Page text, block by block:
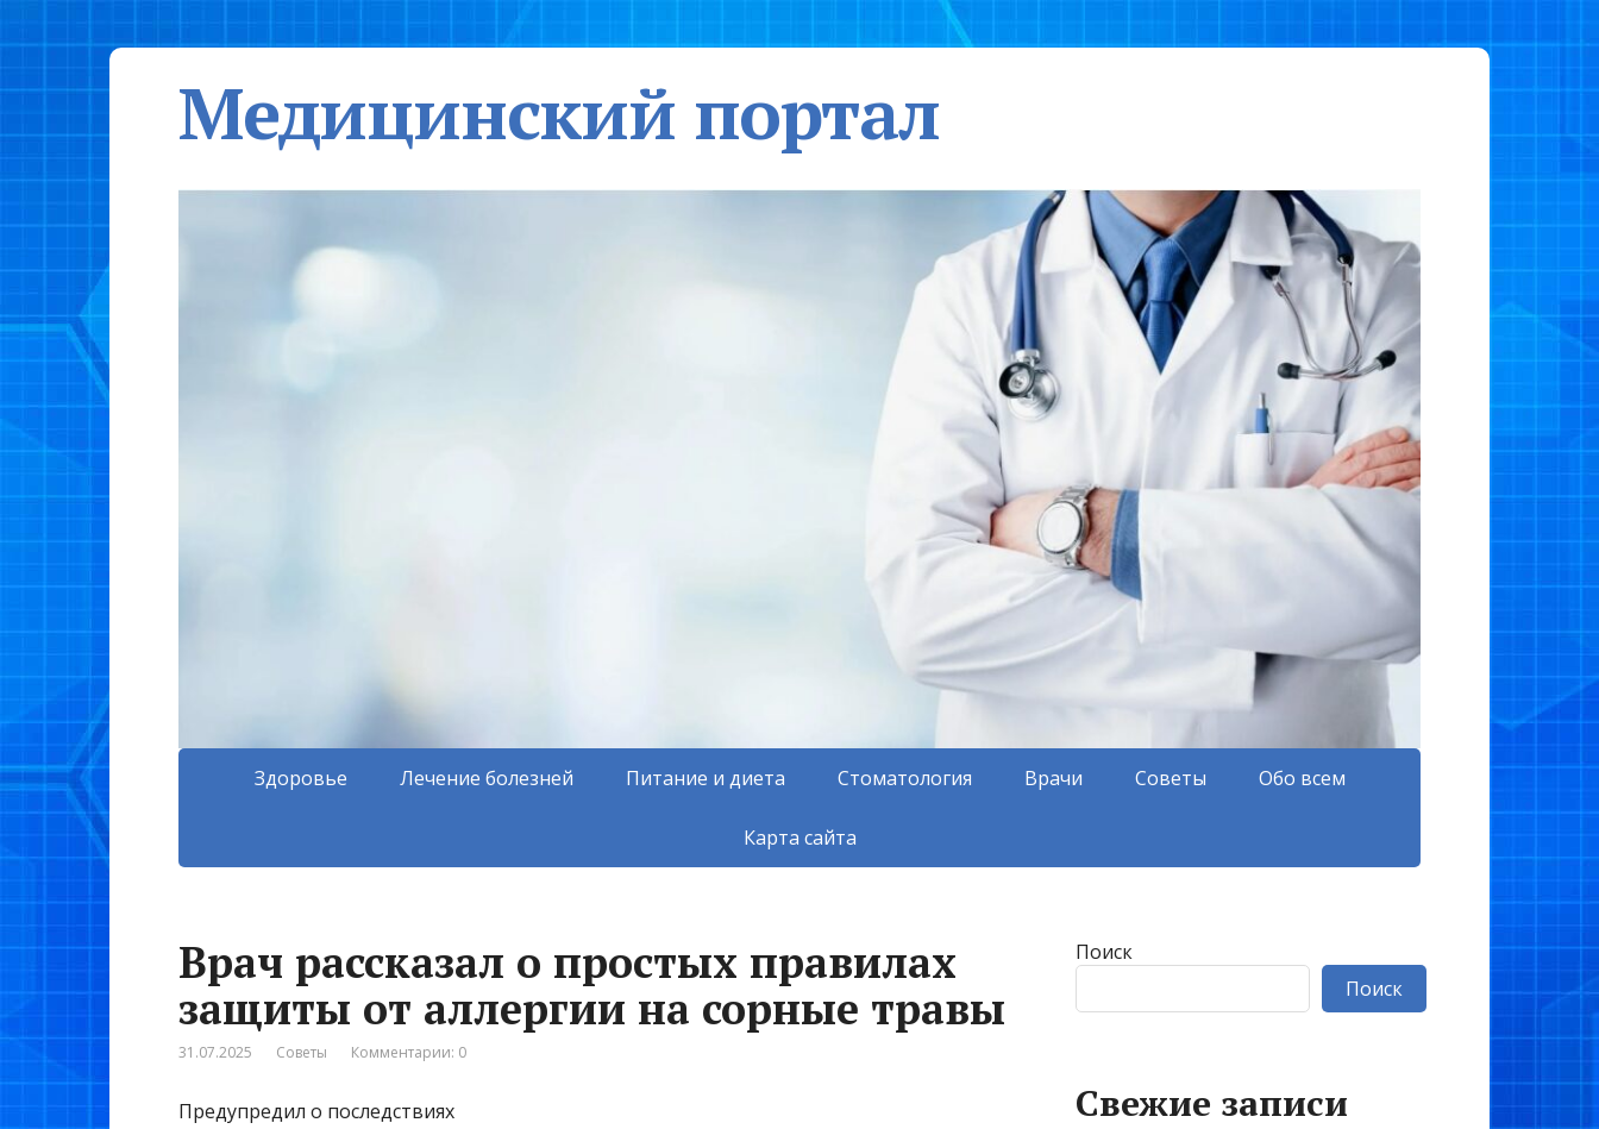
Медицинский портал
Здоровье Лечение болезней Питание и диета Стоматология Врачи Советы Обо всем
Карта сайта
Врач рассказал о простых правилах
защиты от аллергии на сорные травы
31.07.2025 Советы Комментарии: 0
Предупредил о последствиях
Поиск
Поиск
Свежие записи